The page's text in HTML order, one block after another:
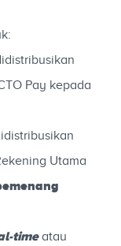
Pay kepada
ekening Utama
timeatau